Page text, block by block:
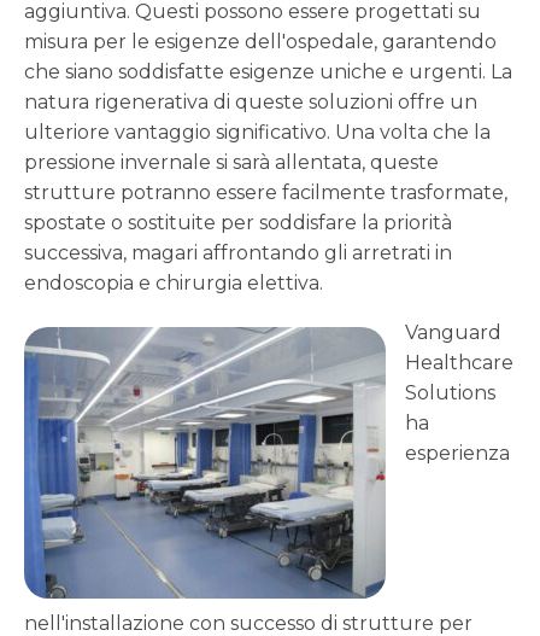
aggiuntiva. Questi possono essere progettati su
misura per le esigenze dell'ospedale, garantendo
che siano soddisfatte esigenze uniche e urgenti. La
natura rigenerativa di queste soluzioni offre un
ulteriore vantaggio significativo. Una volta che la
pressione invernale si sarà allentata, queste
strutture potranno essere facilmente trasformate,
spostate o sostituite per soddisfare la priorità
successiva, magari affrontando gli arretrati in
endoscopia e chirurgia elettiva.
Vanguard
Healthcare
Solutions
ha
esperienza
nell'installazione con successo di strutture per